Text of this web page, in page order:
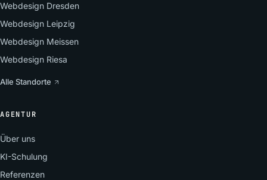
Webdesign Dresden
Webdesign Leipzig
Webdesign Meissen
Webdesign Riesa
Alle Standorte
AGENTUR
Über uns
KI-Schulung
Referenzen